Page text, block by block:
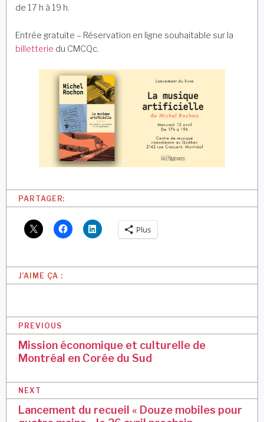
de 17 h à 19 h.
Entrée gratuite – Réservation en ligne souhaitable sur la
billetterie du CMCQc.
PARTAGER:
Plus
J’AIME ÇA :
N
i
g
PREVIOUS
Mission économique et culturelle de
Montréal en Corée du Sud
NEXT
Lancement du recueil « Douze mobiles pour